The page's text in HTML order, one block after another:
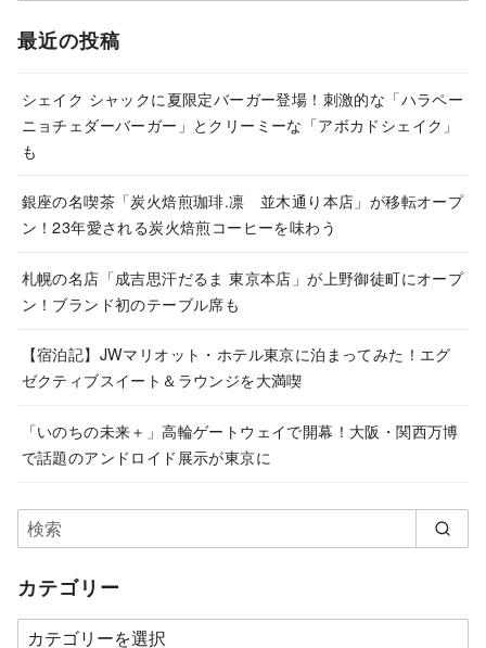
ー
カ
ブ
最近の投稿
シェイク シャックに夏限定バーガー登場！刺激的な「ハラペー
ニョチェダーバーガー」とクリーミーな「アボカドシェイク」
も
銀座の名喫茶「炭火焙煎珈琲.凛 並木通り本店」が移転オープ
ン！23年愛される炭火焙煎コーヒーを味わう
札幌の名店「成吉思汗だるま 東京本店」が上野御徒町にオープ
ン！ブランド初のテーブル席も
【宿泊記】JWマリオット・ホテル東京に泊まってみた！エグ
ゼクティブスイート＆ラウンジを大満喫
「いのちの未来＋」高輪ゲートウェイで開幕！大阪・関西万博
で話題のアンドロイド展示が東京に
カテゴリー
カ